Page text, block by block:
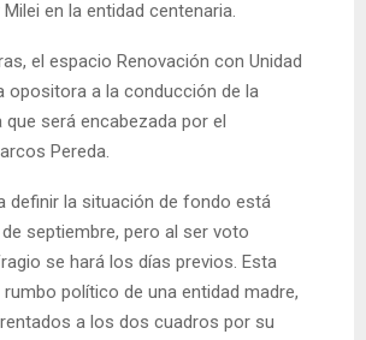
en la entidad centenaria.
el espacio Renovación con Unidad
opositora a la conducción de la
que será encabezada por el
Pereda.
definir la situación de fondo está
septiembre, pero al ser voto
se hará los días previos. Esta
político de una entidad madre,
a los dos cuadros por su